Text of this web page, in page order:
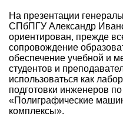
На презентации
СПбПГУ Александр
ориентирован, прежде
сопровождение
обеспечение учебной и
студентов и
использоваться как
подготовки инженеров
«Полиграфические
комплексы».